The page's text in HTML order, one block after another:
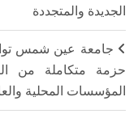
الجديدة والمتجددة
جامعة عين شمس
حزمة متكاملة من
المؤسسات المحلية